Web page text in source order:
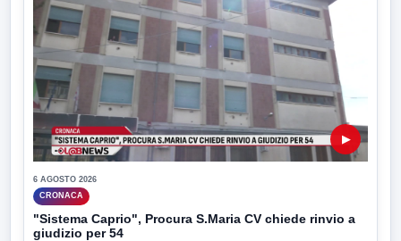
▶
6 AGOSTO 2026
CRONACA
"Sistema Caprio", Procura S.Maria CV chiede rinvio a
giudizio per 54